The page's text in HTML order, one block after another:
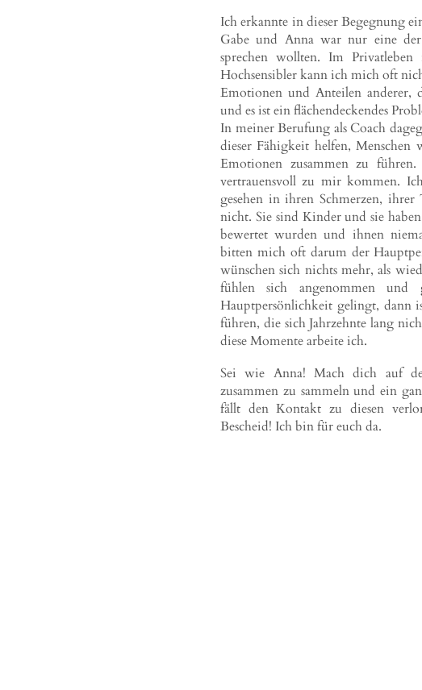
Ich erkannte in dieser Begegnung
Gabe und Anna war nur eine
sprechen wollten. Im
Hochsensibler kann ich mich oft
Emotionen und Anteilen anderer,
und es ist ein flächendeckendes
In meiner Berufung als Coach
dieser Fähigkeit helfen,
Emotionen zusammen zu
vertrauensvoll zu mir kommen.
gesehen in ihren Schmerzen,
nicht. Sie sind Kinder und sie
bewertet wurden und ihnen
bitten mich oft darum der
wünschen sich nichts mehr, als
fühlen sich angenommen
Hauptpersönlichkeit gelingt, dann
führen, die sich Jahrzehnte lang
diese Momente arbeite ich.
Sei wie Anna! Mach dich auf
zusammen zu sammeln und ein
fällt den Kontakt zu diesen
Bescheid! Ich bin für euch da.